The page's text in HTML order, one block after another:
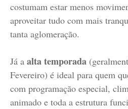
costumam estar menos
aproveitar tudo com mais
tanta aglomeração.
Já a alta temporada
Fevereiro) é ideal para quem
com programação especial,
animado e toda a estrutura